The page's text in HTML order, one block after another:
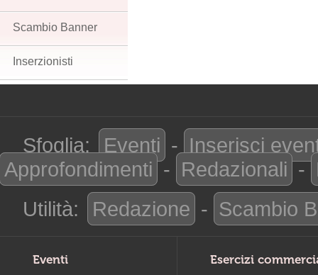
Scambio Banner
Inserzionisti
Sfoglia: Eventi - Inserisci
Approfondimenti - Redazionali -
Utilità:
Redazione - Scambio
Eventi Esercizi